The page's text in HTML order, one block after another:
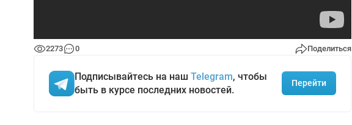
2273 0 Поделиться
Подписывайтесь на наш Telegram, чтобы
быть в курсе последних новостей.
Перейти